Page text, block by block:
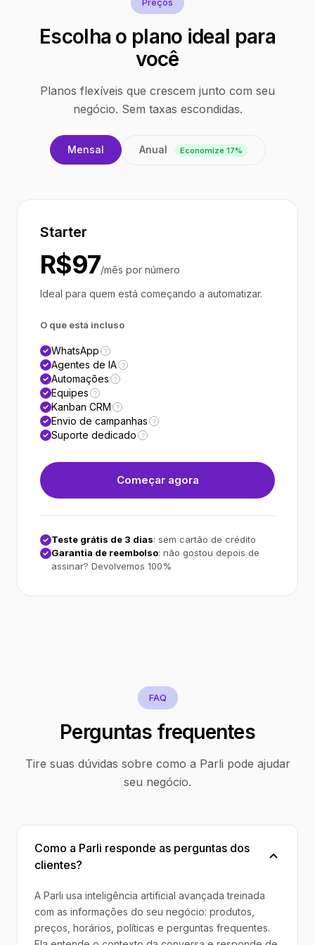
Escolha o plano ideal para
você
Planos flexíveis que crescem junto com seu
negócio. Sem taxas escondidas.
Mensal Anual Economize 17%
Starter
R$97/mês por número
Ideal para quem está começando a automatizar.
O que está incluso
WhatsApp ?
Agentes de IA ?
Automações ?
Equipes ?
Kanban CRM ?
Envio de campanhas ?
Suporte dedicado ?
Começar agora
Teste grátis de 3 dias: sem cartão de crédito
Garantia de reembolso: não gostou depois de
assinar? Devolvemos 100%
FAQ
Perguntas frequentes
Tire suas dúvidas sobre como a Parli pode ajudar
seu negócio.
Como a Parli responde as perguntas dos
clientes?
A Parli usa inteligência artificial avançada treinada
com as informações do seu negócio: produtos,
preços, horários, políticas e perguntas frequentes.